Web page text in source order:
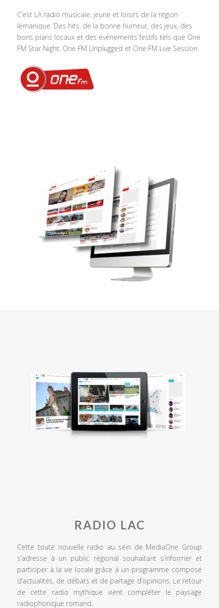
C’est LA radio musicale, jeune et loisirs de la région
lémanique. Des hits, de la bonne humeur, des jeux, des
bons plans locaux et des événements festifs tels que One
FM Star Night, One FM Unplugged et One FM Live Session.
RADIO LAC
Cette toute nouvelle radio au sein de MediaOne Group
s’adresse à un public régional souhaitant s’informer et
participer à la vie locale grâce à un programme composé
d’actualités, de débats et de partage d’opinions. Le retour
de cette radio mythique vient compléter le paysage
radiophonique romand.